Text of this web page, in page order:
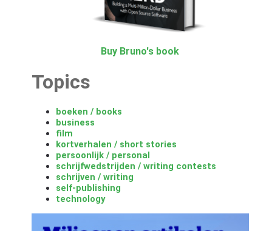
Buy Bruno's book
Topics
boeken / books
business
film
kortverhalen / short stories
persoonlijk / personal
schrijfwedstrijden / writing contests
schrijven / writing
self-publishing
technology